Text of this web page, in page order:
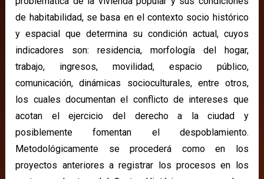
de habitabilidad, se basa en el contexto socio histórico
y espacial que determina su condición actual, cuyos
indicadores son: residencia, morfología del hogar,
trabajo, ingresos, movilidad, espacio público,
comunicación, dinámicas socioculturales, entre otros,
los cuales documentan el conflicto de intereses que
acotan el ejercicio del derecho a la ciudad y
posiblemente fomentan el despoblamiento.
Metodológicamente se procederá como en los
proyectos anteriores a registrar los procesos en los